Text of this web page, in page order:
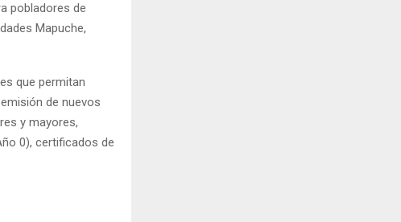
pobladores de
Mapuche,
que permitan
de nuevos
y mayores,
0), certificados de